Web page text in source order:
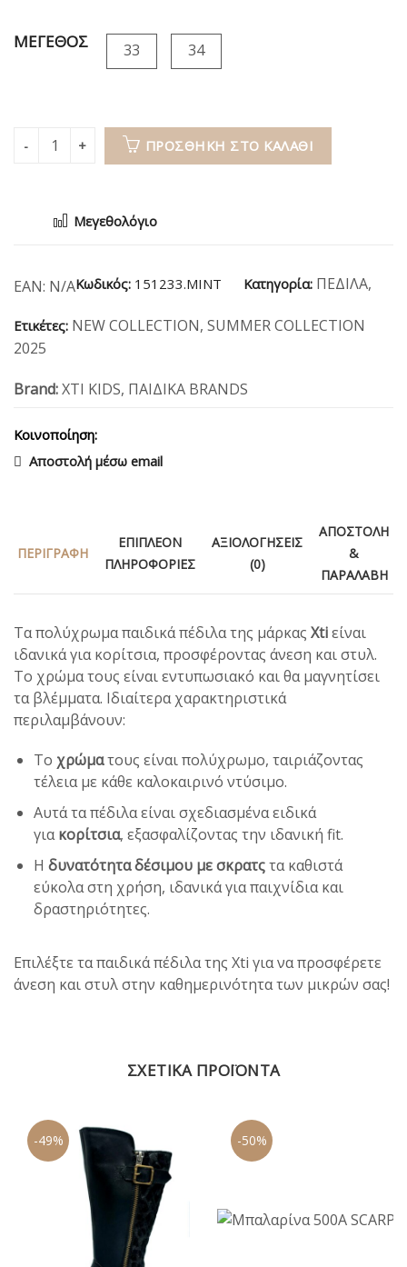
ΜΕΓΕΘΟΣ 33 34
ΠΡΟΣΘΉΚΗ ΣΤΟ ΚΑΛΆΘΙ
Μεγεθολόγιο
EAN: N/AΚωδικός: 151233.MINT Κατηγορία: ΠΕΔΙΛΑ,
Ετικέτες: NEW COLLECTION, SUMMER COLLECTION
2025
Brand:XTI KIDS, ΠΑΙΔΙΚΑ BRANDS
Κοινοποίηση:
Αποστολή μέσω email
ΠΕΡΙΓΡΑΦΉ
ΕΠΙΠΛΈΟΝ
ΠΛΗΡΟΦΟΡΊΕΣ
ΑΞΙΟΛΟΓΉΣΕΙΣ
(0)
ΑΠΟΣΤΟΛΉ
&
ΠΑΡΑΛΑΒΉ
Τα πολύχρωμα παιδικά πέδιλα της μάρκας Xtiείναι
ιδανικά για κορίτσια, προσφέροντας άνεση και στυλ.
Το χρώμα τους είναι εντυπωσιακό και θα μαγνητίσει
τα βλέμματα. Ιδιαίτερα χαρακτηριστικά
περιλαμβάνουν:
Το χρώματους είναι πολύχρωμο, ταιριάζοντας
τέλεια με κάθε καλοκαιρινό ντύσιμο.
Αυτά τα πέδιλα είναι σχεδιασμένα ειδικά
γιακορίτσια, εξασφαλίζοντας την ιδανική fit.
Η δυνατότητα δέσιμου με σκρατςτα καθιστά
εύκολα στη χρήση, ιδανικά για παιχνίδια και
δραστηριότητες.
Επιλέξτε τα παιδικά πέδιλα της Xti για να προσφέρετε
άνεση και στυλ στην καθημερινότητα των μικρών σας!
ΣΧΕΤΙΚΆ ΠΡΟΪΌΝΤΑ
-49% -50%